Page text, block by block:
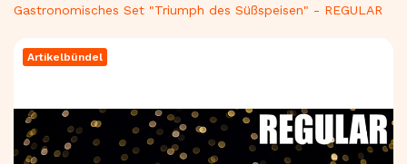
Gastronomisches Set "Triumph des Süßspeisen" - REGULAR
Artikelbündel